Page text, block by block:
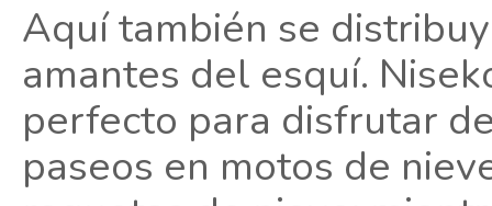
Aquí también se
amantes del esquí.
perfecto para disfrutar
paseos en motos de